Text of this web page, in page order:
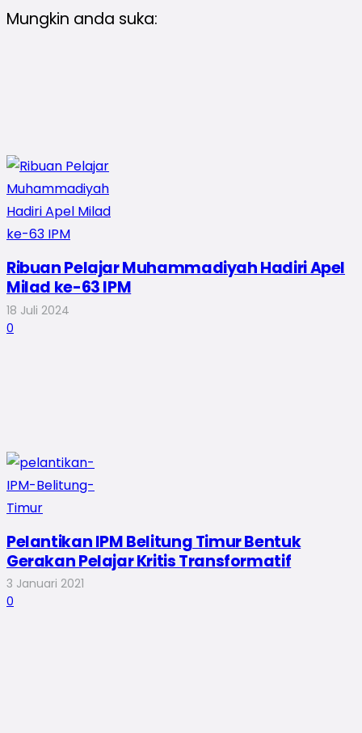
Mungkin anda suka:
Ribuan Pelajar Muhammadiyah Hadiri Apel
Milad ke-63 IPM
18 Juli 2024
0
Pelantikan IPM Belitung Timur Bentuk
Gerakan Pelajar Kritis Transformatif
3 Januari 2021
0